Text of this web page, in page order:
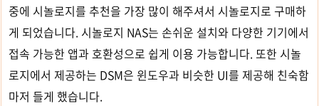
중에 시놀로지를 추천을 가장 많이 해주셔서 시놀로지로 구매하
게 되었습니다. 시놀로지 NAS는 손쉬운 설치와 다양한 기기에서
접속 가능한 앱과 호환성으로 쉽게 이용 가능합니다. 또한 시놀
로지에서 제공하는 DSM은 윈도우과 비슷한 UI를 제공해 친숙함
마저 들게 했습니다.